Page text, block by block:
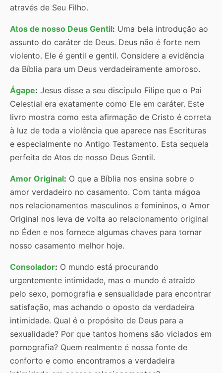
através de Seu Filho.
Atos de nosso Deus Gentil: Uma bela introdução ao
assunto do caráter de Deus. Deus não é forte nem
violento. Ele é gentil e gentil. Considere a evidência
da Bíblia para um Deus verdadeiramente amoroso.
Ágape: Jesus disse a seu discípulo Filipe que o Pai
Celestial era exatamente como Ele em caráter. Este
livro mostra como esta afirmação de Cristo é correta
à luz de toda a violência que aparece nas Escrituras
e especialmente no Antigo Testamento. Esta sequela
perfeita de Atos de nosso Deus Gentil.
Amor Original: O que a Bíblia nos ensina sobre o
amor verdadeiro no casamento. Com tanta mágoa
nos relacionamentos masculinos e femininos, o Amor
Original nos leva de volta ao relacionamento original
no Éden e nos fornece algumas chaves para tornar
nosso casamento melhor hoje.
Consolador: O mundo está procurando
urgentemente intimidade, mas o mundo é atraído
pelo sexo, pornografia e sensualidade para encontrar
satisfação, mas achando o oposto da verdadeira
intimidade. Qual é o propósito de Deus para a
sexualidade? Por que tantos homens são viciados em
pornografia? Quem realmente é nossa fonte de
conforto e como encontramos a verdadeira